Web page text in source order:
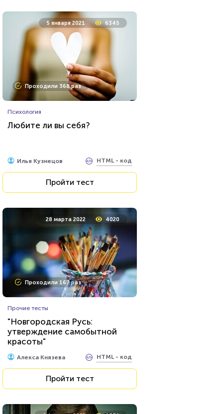
24 марта 2021
Проходили 22949 раз
Прочие тесты
Угадай футболиста по фото!
Пройти тест
62459
Проходили 8033 раза
Игры
Тест по игре Dota 2
Пройти тест
23 июня 2021
5 января 2021 6345
Проходили 368 раз
Психология
Любите ли вы себя?
Илья Кузнецов HTML - код
Пройти тест
28 марта 2022 4020
Проходили 167 раз
Прочие тесты
"Новгородская Русь:
утверждение самобытной
красоты"
Алекса Князева HTML - код
Пройти тест